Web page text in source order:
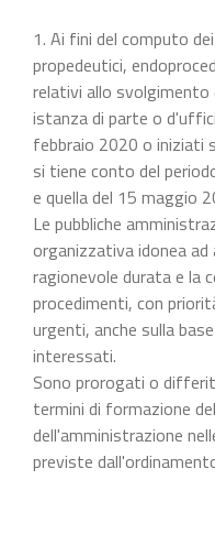
1. Ai fini del computo
propedeutici,
relativi allo
istanza di parte o
febbraio 2020 o iniziati
si tiene conto del
e quella del 15 maggio
Le pubbliche
organizzativa idonea ad
ragionevole durata e la
procedimenti, con
urgenti, anche sulla
interessati.
Sono prorogati o
termini di formazione
dell'amministrazione
previste